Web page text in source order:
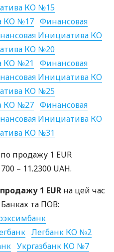
КО №15
КО №17 Финансовая
Инициатива КО
КО №20
КО №21
Финансовая
Инициатива КО
КО №25
КО №27 Финансовая
Инициатива КО
КО №31
по продажу 1 EUR
– 11.2300 UAH.
1 EUR на цей час
та ПОВ:
Легбанк КО №2
Укргазбанк КО №7